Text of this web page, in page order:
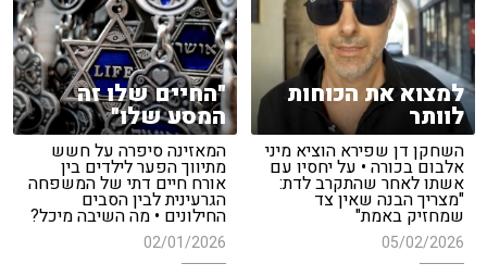
למצוא את הכוחות
לוותר
השחקן דן שפירא הוציא מיני
אלבום בכורה • על יחסיו עם
אשתו לאחר שהתקרב לדת:
"מצריך הבנה שאין צד
שמחזיק באמת"
05/02/2026
"החיים שלו זה
המסע שלו"
המאזינה סיפרה על חשש
מתיווך הפער לילדים בין
אורח חיים דתי של המשפחה
הגרעינית לבין הסבים
החילונים • מה השיבה מיכל?
02/01/2026